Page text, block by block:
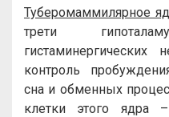
Туберомаммилярное
трети
контроль
сна и обменных
клетки этого ядра